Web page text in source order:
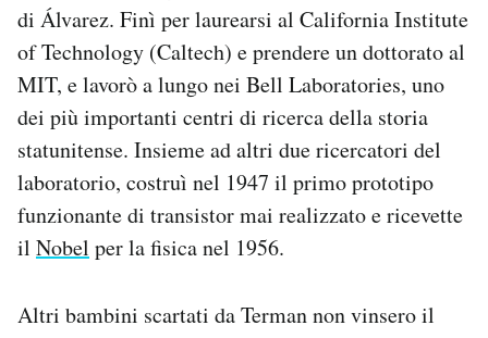
di Álvarez. Finì per laurearsi al California Institute
of Technology (Caltech) e prendere un dottorato al
MIT, e lavorò a lungo nei Bell Laboratories, uno
dei più importanti centri di ricerca della storia
statunitense. Insieme ad altri due ricercatori del
laboratorio, costruì nel 1947 il primo prototipo
funzionante di transistor mai realizzato e ricevette
il Nobel per la fisica nel 1956.
Altri bambini scartati da Terman non vinsero il